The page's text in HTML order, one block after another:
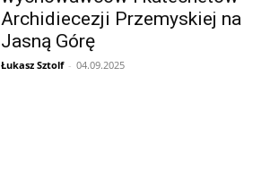
Archidiecezji Przemyskiej na
Jasną Górę
Łukasz Sztolf - 04.09.2025